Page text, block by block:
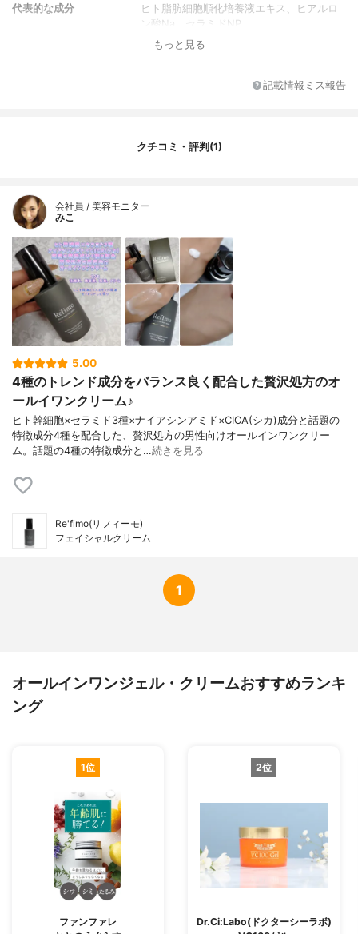
代表的な成分
ヒト脂肪細胞順化培養液エキス、ヒアルロ
ン酸Na、セラミドNP
水、トリ(カプリル酸/カプリン酸)グリセリ
ホホバ種子油、アーモンド油、オリーブ果
P、セラミドEOP、ツボクサエキス、カンゾ
イン酸)グリセリル、ヒノキ木油、ベルガモ
ット果実油、レモン果皮油、BG、ラウロイ
ルラクチレートNa、セテス-20、ステアリ
ン酸グリセリル、ステアリン酸PEG-10、ス
テアリン酸グリセリル(SE)、ポリソルベー
ト60、(アクリレーツ/アクリル酸アルキル
(C10-30))クロスポリマー、カルボマー、水
酸化K、トロポロン、1,2-ヘキサンジオー
ルグリコール、カプリル酸グリセリル、フ
もっと見る
記載情報ミス報告
クチコミ・評判(1)
会社員 / 美容モニター
みこ
5.00
4種のトレンド成分をバランス良く配合した贅沢処方のオ
ールイワンクリーム♪
ヒト幹細胞×セラミド3種×ナイアシンアミド×CICA(シカ)成分と話題の
特徴成分4種を配合した、贅沢処方の男性向けオールインワンクリー
ム。話題の4種の特徴成分と…続きを見る
Re'fimo(リフィーモ)
フェイシャルクリーム
1
オールインワンジェル・クリームおすすめランキ
ング
1位
ファンファレ
2位
Dr.Ci:Labo(ドクターシーラボ)